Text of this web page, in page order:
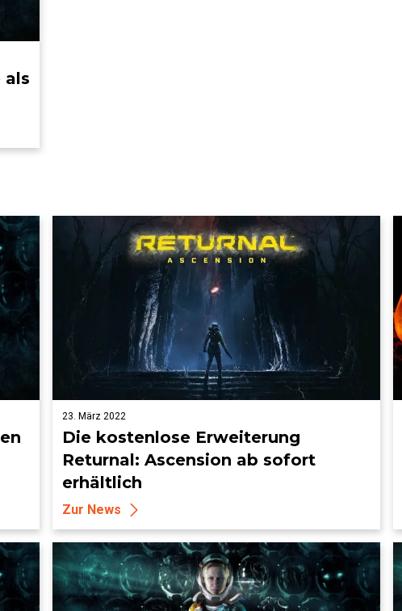
als
23. März 2022
Die kostenlose Erweiterung
Returnal: Ascension ab sofort
erhältlich
Zur News